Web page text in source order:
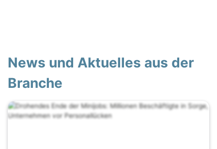
News und Aktuelles aus der
Branche